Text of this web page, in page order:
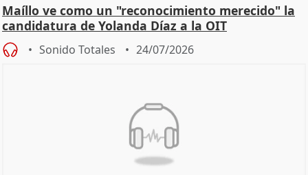
Maíllo ve como un "reconocimiento merecido" la
candidatura de Yolanda Díaz a la OIT
Sonido Totales 24/07/2026